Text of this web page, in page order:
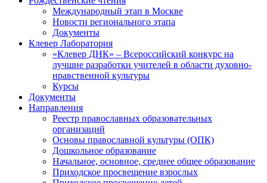
Международный этап в Москве
Новости регионального этапа
Документы
Клевер Лаборатория
«Клевер ДНК» – Всероссийский конкурс на
лучшие разработки учителей в области духовно-
нравственной культуры
Курсы
Документы
Направления
Реестр православных образовательных
организаций
Основы православной культуры (ОПК)
Дошкольное образование
Начальное, основное, среднее общее образование
Приходское просвещение взрослых